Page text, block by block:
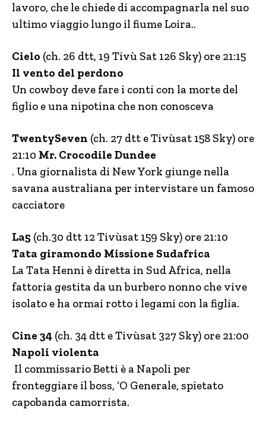
lavoro, che le chiede di accompagnarla nel suo
ultimo viaggio lungo il fiume Loira..
Cielo (ch. 26 dtt, 19 Tivù Sat 126 Sky) ore 21:15
Il vento del perdono
Un cowboy deve fare i conti con la morte del
figlio e una nipotina che non conosceva
TwentySeven (ch. 27 dtt e Tivùsat 158 Sky) ore
21:10 Mr. Crocodile Dundee
. Una giornalista di New York giunge nella
savana australiana per intervistare un famoso
cacciatore
La5 (ch.30 dtt 12 Tivùsat 159 Sky) ore 21:10
Tata giramondo Missione Sudafrica
La Tata Henni è diretta in Sud Africa, nella
fattoria gestita da un burbero nonno che vive
isolato e ha ormai rotto i legami con la figlia.
Cine 34 (ch. 34 dtt e Tivùsat 327 Sky) ore 21:00
Napoli violenta
Il commissario Betti è a Napoli per
fronteggiare il boss, ‘O Generale, spietato
capobanda camorrista.